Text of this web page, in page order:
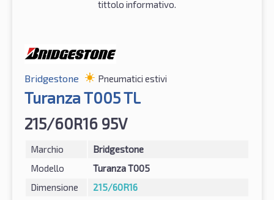
tittolo informativo.
Bridgestone Pneumatici estivi
Turanza T005 TL
215/60R16 95V
Marchio
Bridgestone
Modello
Turanza T005
Dimensione
215/60R16